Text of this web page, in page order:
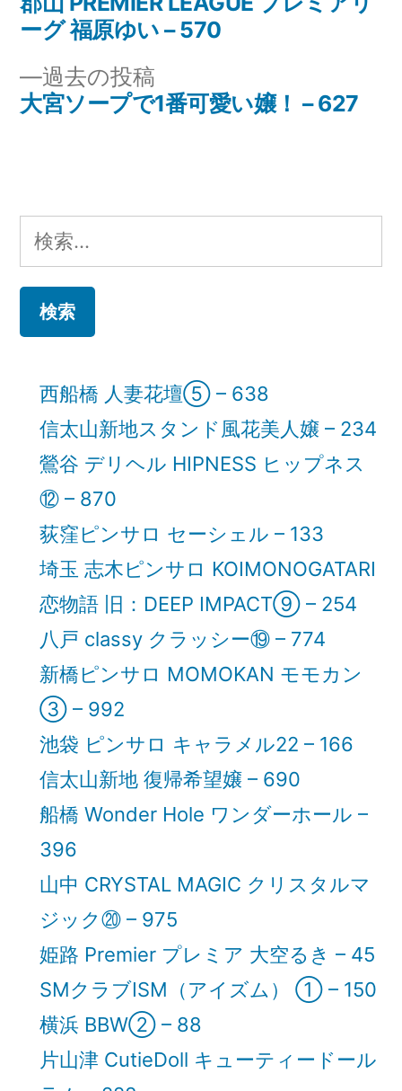
投
ナ
ー
シ
ョ
ン
過去の投稿
去
大宮ソープで1番可愛い嬢！ – 627
投
ーグ 福原ゆい – 570
検
索:
西船橋 人妻花壇⑤ – 638
信太山新地スタンド風花美人嬢 – 234
鶯谷 デリヘル HIPNESS ヒップネス
⑫ – 870
荻窪ピンサロ セーシェル – 133
埼玉 志木ピンサロ KOIMONOGATARI
恋物語 旧：DEEP IMPACT⑨ – 254
八戸 classy クラッシー⑲ – 774
新橋ピンサロ MOMOKAN モモカン
③ – 992
池袋 ピンサロ キャラメル22 – 166
信太山新地 復帰希望嬢 – 690
船橋 Wonder Hole ワンダーホール –
396
山中 CRYSTAL MAGIC クリスタルマ
ジック⑳ – 975
姫路 Premier プレミア 大空るき – 45
SMクラブISM（アイズム） ① – 150
横浜 BBW② – 88
片山津 CutieDoll キューティードール